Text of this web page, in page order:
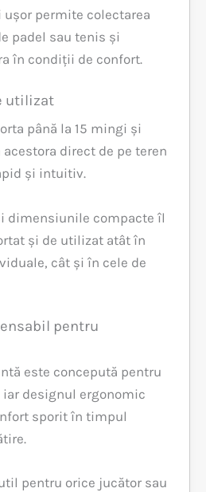
permite colectarea
padel sau tenis și
în condiții de confort.
utilizat
până la 15 mingi și
direct de pe teren
și intuitiv.
dimensiunile compacte îl
și de utilizat atât în
cât și în cele de
pentru
este concepută pentru
designul ergonomic
sporit în timpul
pentru orice jucător sau